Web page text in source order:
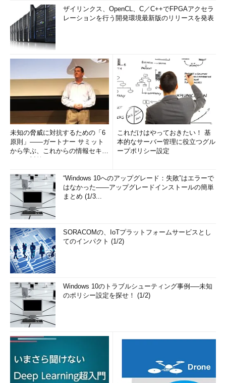
ザイリンクス、OpenCL、C／C++でFPGAアクセラ
レーションを行う開発環境最新版のリリースを発表
未知の脅威に対抗するための「6
原則」――ガートナー サミット
から学ぶ、これからの情報セキュ
これだけはやっておきたい！ 基
本的なサーバー管理に役立つグル
ープポリシー設定
“Windows 10へのアップグレード：失敗”はエラーで
はなかった――アップグレードインストールの簡単
まとめ (1/3...
SORACOMの、IoTプラットフォームサービスとし
てのインパクト (1/2)
Windows 10のトラブルシューティング事例──未知
のポリシー設定を探せ！ (1/2)